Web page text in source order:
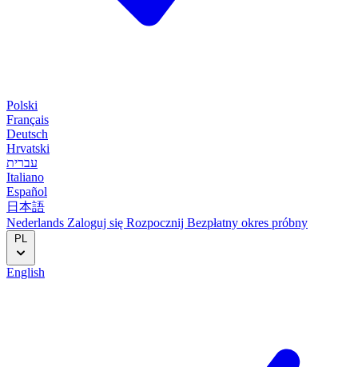
Polski
Français
Deutsch
Hrvatski
עברית
Italiano
Español
日本語
Nederlands Zaloguj się Rozpocznij Bezpłatny okres próbny
PL
English